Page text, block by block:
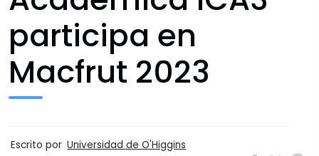
participa en
Macfrut 2023
Escrito por Universidad de O'Higgins